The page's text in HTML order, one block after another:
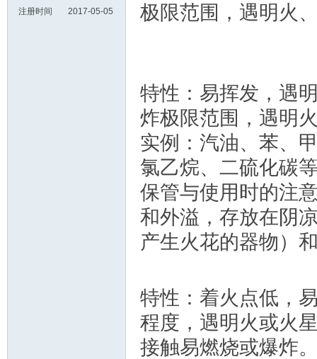
注册时间
2017-05-05
极限范围，遇明火
特性：易挥发，遇
炸极限范围，遇明
实例：汽油、苯、
氯乙烷、二硫化碳
保管与使用时的注
和外溢，存放在阴
产生火花的器物）
特性：着火点低，
程度，遇明火或火
接触易燃烧或爆炸